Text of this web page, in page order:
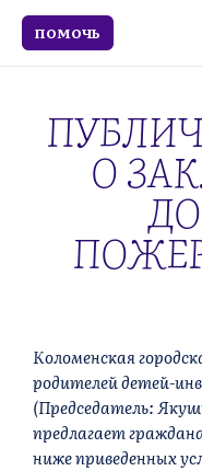
ПОМОЧЬ
О
Коломенская
родителей детей-
(Председатель:
предлагает
ниже приведенных